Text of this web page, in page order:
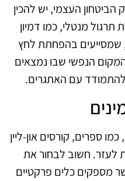
העצמי, יש להכין
מנטלי, כמו דמיון
שמסייעים בהפחתת לחץ
הנפשי שבו נמצאים
להתמודד עם האתגרים.
ספרים, קורסים און-ליין
לעזר. חשוב לבחור את
מספקים כלים פרקטיים